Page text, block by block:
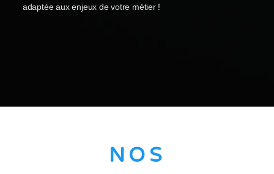
adaptée aux enjeux de votre métier !
NOS